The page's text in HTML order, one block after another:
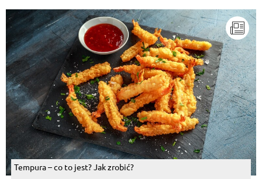
Tempura – co to jest? Jak zrobić?